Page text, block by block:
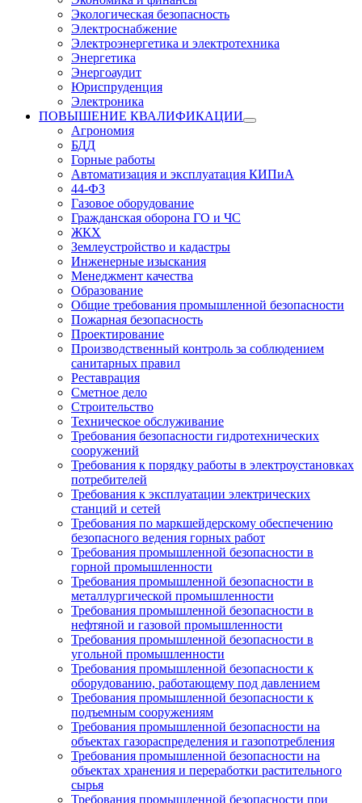
Экологическая безопасность
Электроснабжение
Электроэнергетика и электротехника
Энергетика
Энергоаудит
Юриспруденция
Электроника
ПОВЫШЕНИЕ КВАЛИФИКАЦИИ
Агрономия
БДД
Горные работы
Автоматизация и эксплуатация КИПиА
44-ФЗ
Газовое оборудование
Гражданская оборона ГО и ЧС
ЖКХ
Землеустройство и кадастры
Инженерные изыскания
Менеджмент качества
Образование
Общие требования промышленной безопасности
Пожарная безопасность
Проектирование
Производственный контроль за соблюдением
санитарных правил
Реставрация
Сметное дело
Строительство
Техническое обслуживание
Требования безопасности гидротехнических
сооружений
Требования к порядку работы в электроустановках
потребителей
Требования к эксплуатации электрических
станций и сетей
Требования по маркшейдерскому обеспечению
безопасного ведения горных работ
Требования промышленной безопасности в
горной промышленности
Требования промышленной безопасности в
металлургической промышленности
Требования промышленной безопасности в
нефтяной и газовой промышленности
Требования промышленной безопасности в
угольной промышленности
Требования промышленной безопасности к
оборудованию, работающему под давлением
Требования промышленной безопасности к
подъемным сооружениям
Требования промышленной безопасности на
объектах газораспределения и газопотребления
Требования промышленной безопасности на
объектах хранения и переработки растительного
сырья
Требования промышленной безопасности при